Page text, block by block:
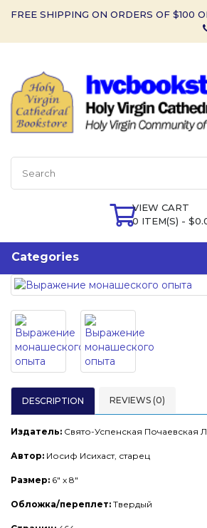
FREE SHIPPING ON ORDERS OF $100
VIEW CART
0 ITEM(S) -
Categories
DESCRIPTION REVIEWS (0)
Издатель: Свято-Успенская Почаевская
Автор: Иосиф Исихаст, старец
Размер: 6" x 8"
Обложка/переплет: Твердый